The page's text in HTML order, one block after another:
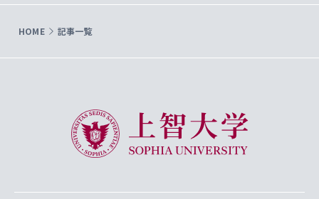
HOME 記事一覧
上智大学 Sophia University